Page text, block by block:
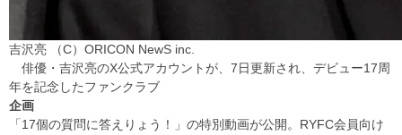
吉沢亮 （C）ORICON NewS inc.
俳優・吉沢亮のX公式アカウントが、7日更新され、デビュー17周
年を記念したファンクラブ
企画
「17個の質問に答えりょう！」の特別動画が公開。RYFC会員向け